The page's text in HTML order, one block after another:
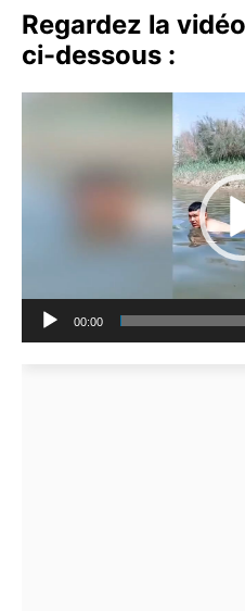
Regardez la
ci-dessous :
00:00